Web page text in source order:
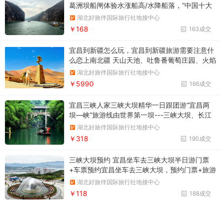
葛洲坝船闸体验水涨船高/水降船落，“中国十大
风景名胜”之一
湖北好旅伴国际旅行社地接中心
163成交
￥168
宜昌到新疆怎么玩，宜昌到新疆旅游需要注意什
么恋上南北疆 天山天池、吐鲁番葡萄庄园、火焰
山、坎儿井、喀纳斯、禾木、怪石峪、伊犁、赛
里木湖、喀拉峻草原、巴音布鲁克、库尔勒、罗
湖北好旅伴国际旅行社地接中心
166成交
￥5990
宜昌三峡人家三峡大坝精华一日跟团游“宜昌两
坝—峡”旅游线由世界第一坝---三峡大坝、长江
第一坝---葛洲坝、国家首批5A景区“三峡大坝---
坛子岭”风景区、“三峡人家”石牌风景区、西陵画
廊风景区和绵延38公里的原汁原味西陵峡谷风光
湖北好旅伴国际旅行社地接中心
190成交
￥318
三峡大坝预约 宜昌坐车去三峡大坝半日游门票
+车票预约宜昌坐车去三峡大坝，预约门票+旅游
大巴车票，三峡大坝坐车半日游预约通道
湖北好旅伴国际旅行社地接中心
188成交
￥118